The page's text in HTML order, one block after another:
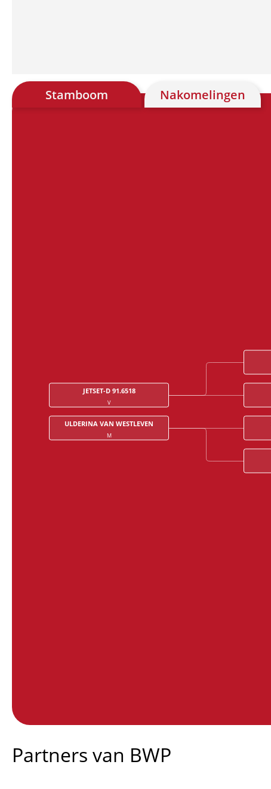
Stamboom Nakomelingen
JETSET-D 91.6518
V
ULDERINA VAN WESTLEVEN
M
Partners van BWP